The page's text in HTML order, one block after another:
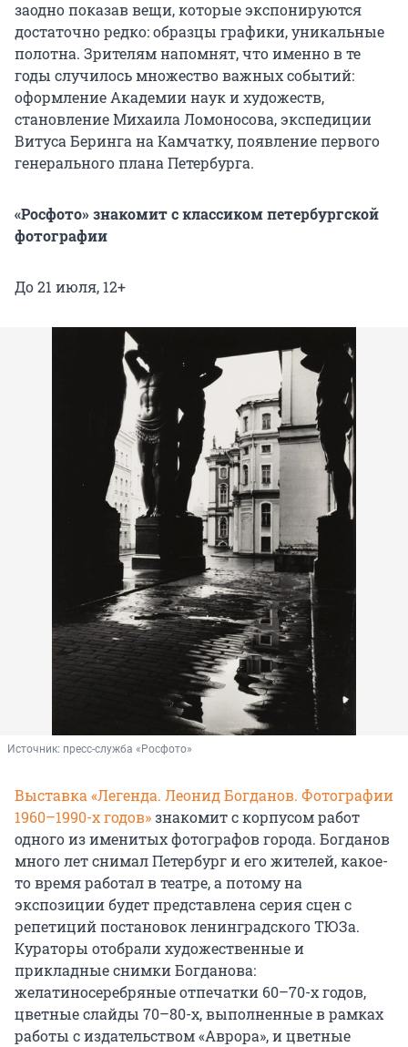
заодно показав вещи, которые экспонируются
достаточно редко: образцы графики, уникальные
полотна. Зрителям напомнят, что именно в те
годы случилось множество важных событий:
оформление Академии наук и художеств,
становление Михаила Ломоносова, экспедиции
Витуса Беринга на Камчатку, появление первого
генерального плана Петербурга.
«Росфото» знакомит с классиком петербургской
фотографии
До 21 июля, 12+
Источник: пресс-служба «Росфото»
Выставка «Легенда. Леонид Богданов. Фотографии
1960–1990-х годов»знакомит с корпусом работ
одного из именитых фотографов города. Богданов
много лет снимал Петербург и его жителей, какое-
то время работал в театре, а потому на
экспозиции будет представлена серия сцен с
репетиций постановок ленинградского ТЮЗа.
Кураторы отобрали художественные и
прикладные снимки Богданова:
желатиносеребряные отпечатки 60–70-х годов,
цветные слайды 70–80-х, выполненные в рамках
работы с издательством «Аврора», и цветные